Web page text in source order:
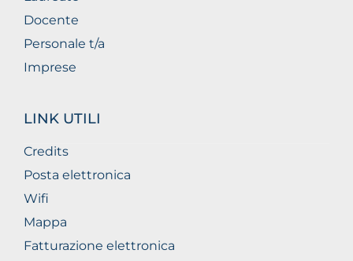
Docente
Personale t/a
Imprese
LINK UTILI
Credits
Posta elettronica
Wifi
Mappa
Fatturazione elettronica